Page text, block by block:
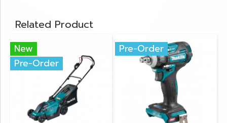
Related Product
New
Pre-Order
Pre-Order